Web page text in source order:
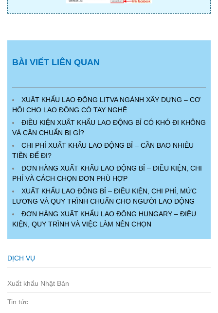
BÀI VIẾT LIÊN QUAN
XUẤT KHẨU LAO ĐỘNG LITVA NGÀNH XÂY DỰNG – CƠ
HỘI CHO LAO ĐỘNG CÓ TAY NGHỀ
ĐIỀU KIỆN XUẤT KHẨU LAO ĐỘNG BỈ CÓ KHÓ ĐI KHÔNG
VÀ CẦN CHUẨN BỊ GÌ?
CHI PHÍ XUẤT KHẨU LAO ĐỘNG BỈ – CẦN BAO NHIÊU
TIỀN ĐỂ ĐI?
ĐƠN HÀNG XUẤT KHẨU LAO ĐỘNG BỈ – ĐIỀU KIỆN, CHI
PHÍ VÀ CÁCH CHỌN ĐƠN PHÙ HỢP
XUẤT KHẨU LAO ĐỘNG BỈ – ĐIỀU KIỆN, CHI PHÍ, MỨC
LƯƠNG VÀ QUY TRÌNH CHUẨN CHO NGƯỜI LAO ĐỘNG
ĐƠN HÀNG XUẤT KHẨU LAO ĐỘNG HUNGARY – ĐIỀU
KIỆN, QUY TRÌNH VÀ VIỆC LÀM NÊN CHỌN
DỊCH VỤ
Xuất khẩu Nhật Bản
Tin tức